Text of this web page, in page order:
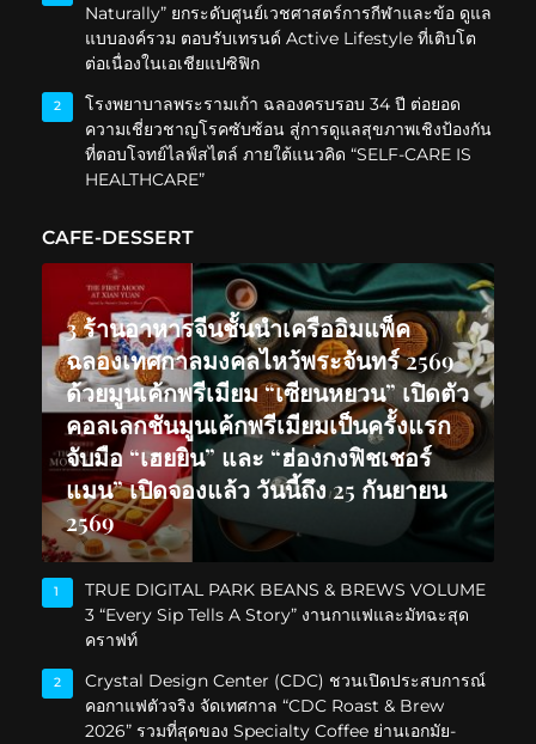
Naturally” ยกระดับศูนย์เวชศาสตร์การกีฬาและข้อ ดูแล
แบบองค์รวม ตอบรับเทรนด์ Active Lifestyle ที่เติบโต
ต่อเนื่องในเอเชียแปซิฟิก
2
โรงพยาบาลพระรามเก้า ฉลองครบรอบ 34 ปี ต่อยอด
ความเชี่ยวชาญโรคซับซ้อน สู่การดูแลสุขภาพเชิงป้องกัน
ที่ตอบโจทย์ไลฟ์สไตล์ ภายใต้แนวคิด “SELF-CARE IS
HEALTHCARE”
CAFE-DESSERT
3 ร้านอาหารจีนชั้นนำเครืออิมแพ็ค
ฉลองเทศกาลมงคลไหว้พระจันทร์ 2569
ด้วยมูนเค้กพรีเมียม “เซียนหยวน” เปิดตัว
คอลเลกชันมูนเค้กพรีเมียมเป็นครั้งแรก
จับมือ “เฮยยิน” และ “ฮ่องกงฟิชเชอร์
แมน” เปิดจองแล้ว วันนี้ถึง 25 กันยายน
2569
1
TRUE DIGITAL PARK BEANS & BREWS VOLUME
3 “Every Sip Tells A Story” งานกาแฟและมัทฉะสุด
คราฟท์
2
Crystal Design Center (CDC) ชวนเปิดประสบการณ์
คอกาแฟตัวจริง จัดเทศกาล “CDC Roast & Brew
2026” รวมที่สุดของ Specialty Coffee ย่านเอกมัย-